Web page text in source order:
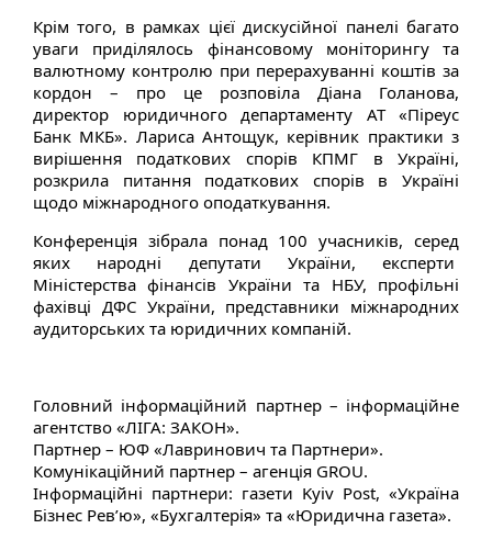
Крім того, в рамках цієї дискусійної панелі багато
уваги приділялось фінансовому моніторингу та
валютному контролю при перерахуванні коштів за
кордон – про це розповіла Діана Голанова,
директор юридичного департаменту АТ «Піреус
Банк МКБ». Лариса Антощук, керівник практики з
вирішення податкових спорів КПМГ в Україні,
розкрила питання податкових спорів в Україні
щодо міжнародного оподаткування.
Конференція зібрала понад 100 учасників, серед
яких народні депутати України, експерти
Міністерства фінансів України та НБУ, профільні
фахівці ДФС України, представники міжнародних
аудиторських та юридичних компаній.
Головний інформаційний партнер – інформаційне
агентство «ЛІГА: ЗАКОН».
Партнер – ЮФ «Лавринович та Партнери».
Комунікаційний партнер – агенція GROU.
Інформаційні партнери: газети Kyiv Post, «Україна
Бізнес Рев’ю», «Бухгалтерія» та «Юридична газета».